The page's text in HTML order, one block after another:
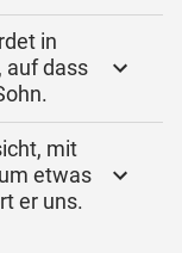
in
auf dass
mit
etwas
er uns.